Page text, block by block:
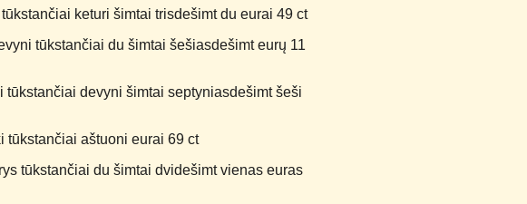
keturi šimtai trisdešimt du eurai 49 ct
tūkstančiai du šimtai šešiasdešimt eurų 11
devyni šimtai septyniasdešimt šeši
aštuoni eurai 69 ct
tūkstančiai du šimtai dvidešimt vienas euras